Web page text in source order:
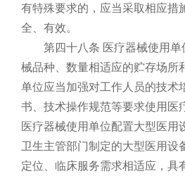
有特殊要求的，应当采取相应措
全、有效。
第四十八条 医疗器械使用
械品种、数量相适应的贮存场所
单位应当加强对工作人员的技术
书、技术操作规范等要求使用医
医疗器械使用单位配置大型医用
卫生主管部门制定的大型医用设
定位、临床服务需求相适应，具